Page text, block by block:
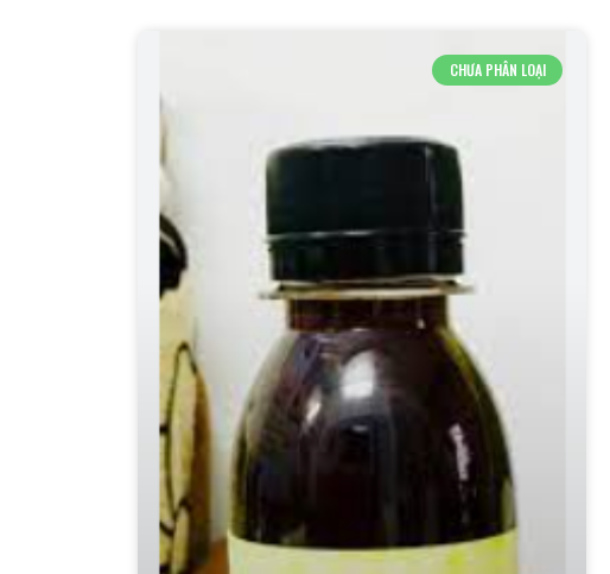
CHƯA PHÂN LOẠI